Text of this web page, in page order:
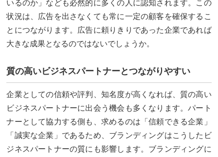
いるのか」なども必然的に多くの人に認知されます。この
状況は、広告を出さなくても常に一定の顧客を確保するこ
とにつながります。広告に頼りきりであった企業であれば
大きな成果となるのではないでしょうか。
質の高いビジネスパートナーとつながりやすい
企業としての信頼や評判、知名度が高くなれば、質の高い
ビジネスパートナーに出会う機会も多くなります。パート
ナーとして協力する側も、求めるのは「信頼できる企業」
「誠実な企業」であるため、ブランディングはこうしたビ
ジネスパートナーの質にも影響します。ブランディングに